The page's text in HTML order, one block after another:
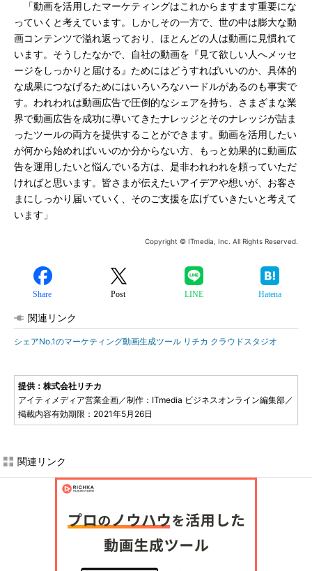
「動画を活用したマーケティングはこれからますます重要にな
っていくと考えています。しかしその一方で、世の中は膨大な動
画コンテンツで溢れ返っており、ほとんどの人は動画に見慣れて
います。そうしたなかで、自社の動画を『見て欲しい人へメッセ
ージをしっかりと届ける』ためにはどうすればいいのか、具体的
な成果につなげるためにはいろいろなハードルがあるのも事実で
す。われわれは動画広告で圧倒的なシェアを持ち、さまざまな業
界で動画広告を成功に導いてきたナレッジとそのナレッジが詰ま
ったツールの両方を提供することができます。動画を活用したい
が何から始めればいいのか分からない方、もっと効果的に動画広
告を運用したいと悩んでいる方は、是非われわれを頼っていただ
ければと思います。皆さまが伝えたいアイデアや想いが、お客さ
まにしっかり届いていく、そのご支援を広げていきたいと考えて
います」
Copyright © ITmedia, Inc. All Rights Reserved.
Share Post LINE Hatena
関連リンク
シェアNo.1のマーケティング動画生成ツール リチカ クラウドスタジオ
提供：株式会社リチカ
アイティメディア営業企画／制作：ITmedia ビジネスオンライン編集部／
掲載内容有効期限：2021年5月26日
関連リンク